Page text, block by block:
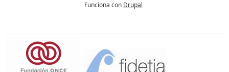
Funciona con Drupal